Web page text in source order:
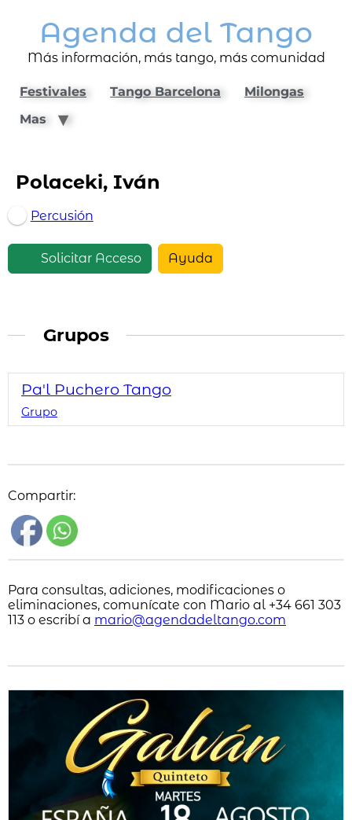
Agenda del Tango
Más información, más tango, más comunidad
Festivales Tango Barcelona
Milongas
Mas
Polaceki, Iván
Percusión
Solicitar Acceso Ayuda
Grupos
Pa'l Puchero Tango
Grupo
Compartir:
Para consultas, adiciones, modificaciones o
eliminaciones, comunícate con Mario al +34 661 303
113 o escribí a mario@agendadeltango.com